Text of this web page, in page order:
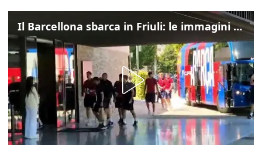
Il Barcellona sbarca in Friuli: le immagini dell'arrivo in albergo